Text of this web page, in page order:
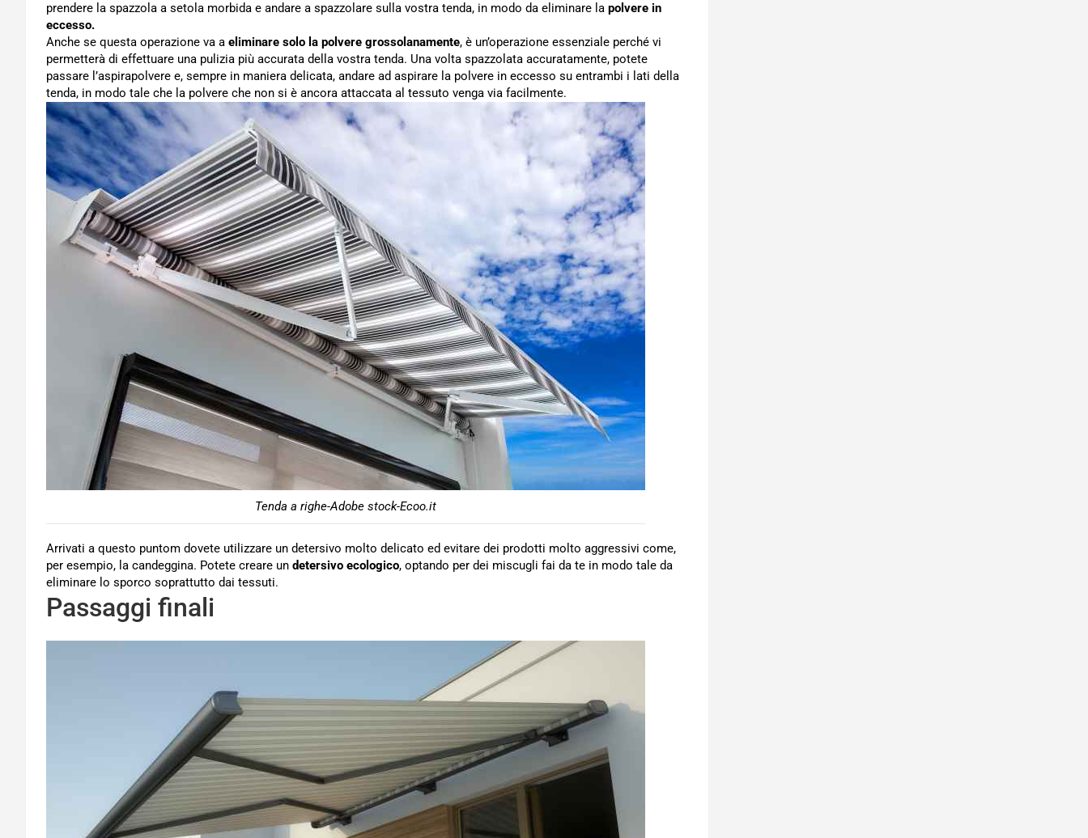
prendere la spazzola a setola morbida e andare a spazzolare sulla vostra tenda, in modo da eliminare la polvere in
eccesso.
Anche se questa operazione va a eliminare solo la polvere grossolanamente, è un’operazione essenziale perché vi
permetterà di effettuare una pulizia più accurata della vostra tenda. Una volta spazzolata accuratamente, potete
passare l’aspirapolvere e, sempre in maniera delicata, andare ad aspirare la polvere in eccesso su entrambi i lati della
tenda, in modo tale che la polvere che non si è ancora attaccata al tessuto venga via facilmente.
Tenda a righe-Adobe stock-Ecoo.it
Arrivati a questo puntom dovete utilizzare un detersivo molto delicato ed evitare dei prodotti molto aggressivi come,
per esempio, la candeggina. Potete creare un detersivo ecologico, optando per dei miscugli fai da te in modo tale da
eliminare lo sporco soprattutto dai tessuti.
Passaggi finali